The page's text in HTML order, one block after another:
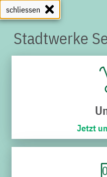
schliessen
Stadtwerke
Jetzt